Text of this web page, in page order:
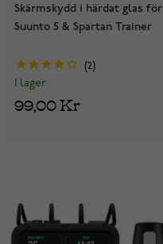
Skärmskydd i härdat glas för
Suunto 5 & Spartan Trainer
2
I lager
99,00 Kr